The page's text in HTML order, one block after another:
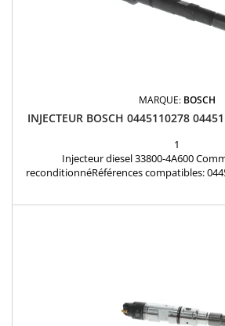
MARQUE: BOSCH
INJECTEUR BOSCH 0445110278
1
Injecteur diesel 33800-4A600
reconditionnéRéférences compatibles: